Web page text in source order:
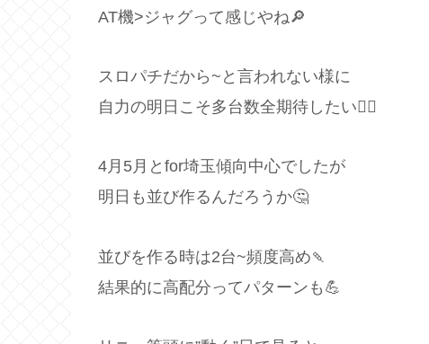
AT機>ジャグって感じやね🔎
スロパチだから~と言われない様に
自力の明日こそ多台数全期待したい🙋‍♂️
4月5月とfor埼玉傾向中心でしたが
明日も並び作るんだろうか🤔
並びを作る時は2台~頻度高め🍡
結果的に高配分ってパターンも💪